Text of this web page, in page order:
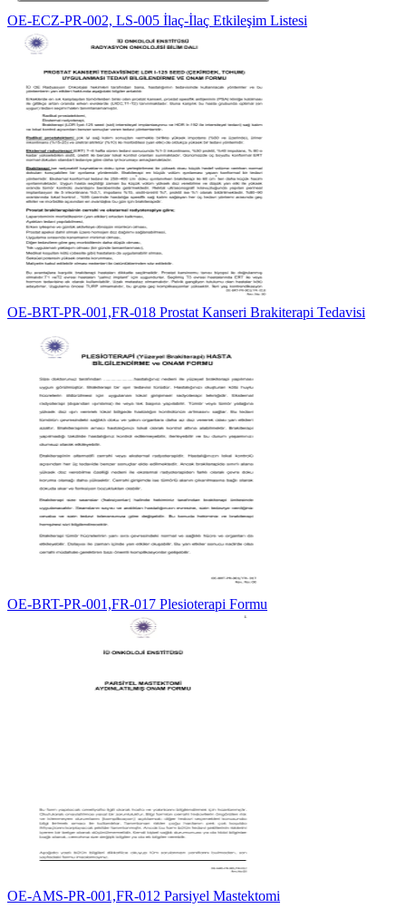
OE-ECZ-PR-002, LS-005 İlaç-İlaç Etkileşim Listesi
OE-BRT-PR-001,FR-018 Prostat Kanseri Brakiterapi Tedavisi
OE-BRT-PR-001,FR-017 Plesioterapi Formu
OE-AMS-PR-001,FR-012 Parsiyel Mastektomi